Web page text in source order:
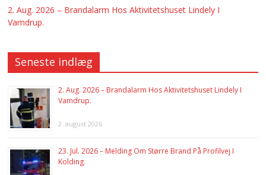
2. Aug. 2026 – Brandalarm Hos Aktivitetshuset Lindely I
Vamdrup.
Seneste indlæg
2. Aug. 2026 – Brandalarm Hos Aktivitetshuset Lindely I
Vamdrup.
2. august 2026
23. Jul. 2026 – Melding Om Større Brand På Profilvej I
Kolding.